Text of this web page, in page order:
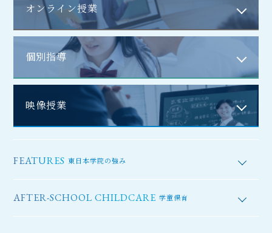
オンライン授業
個別指導
映像授業
FEATURES 東日本学院の強み
AFTER-SCHOOL CHILDCARE 学童保育